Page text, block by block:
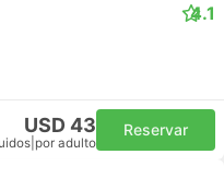
4.1
USD 43
por adulto
Reservar